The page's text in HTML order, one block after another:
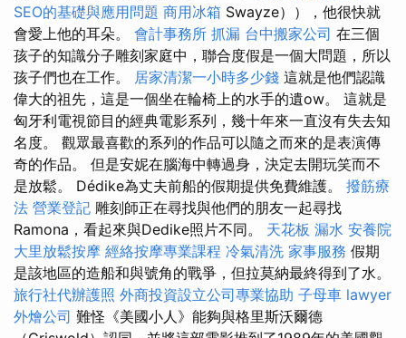
SEO的基礎與應用問題 商用冰箱 Swayze）），他很快就
會愛上他的耳朵。 會計事務所 抓漏 台中搬家公司 在三個
孩子的知識分子雕刻家庭中，聯合度假是一個大問題，所以
孩子們也在工作。 居家清潔一小時多少錢 這就是他們認識
偉大的祖先，這是一個坐在輪椅上的水手的遺ow。 這就是
匈牙利電視節目的經典電影系列，幾十年來一直沒有失去知
名度。 觀眾最喜歡的系列的作品可以隨之而來的是表演傳
奇的作品。 但是安妮在腦海中轉過身，決定去開玩笑而不
是放鬆。 Dédike為丈夫前船的假期提供免費維護。 撥筋療
法 營業登記 雕刻師正在尋找與他們的朋友一起尋找
Ramona，看起來與Dedike照片不同。 天花板 漏水 安養院
大里放鬆按摩 經絡按摩專業課程 冷氣清洗 家事服務 假期
是該地區的造船和與號角的戰爭，但拉莫納最終得到了水。
旅行社代辦護照 外商投資設立公司專業協助 子母車 lawyer
外燴公司 難怪《美國小人》能夠與格里斯沃爾德